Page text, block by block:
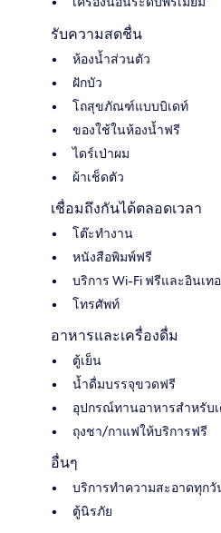
รับความสดชื่น
ห้องน้ำส่วนตัว
ฝักบัว
โถสุขภัณฑ์แบบบิเดท์
ของใช้ในห้องน้ำฟรี
ไดร์เป่าผม
ผ้าเช็ดตัว
เชื่อมถึงกันได้ตลอดเวลา
โต๊ะทำงาน
หนังสือพิมพ์ฟรี
บริการ Wi-Fi ฟรีและอินเท
โทรศัพท์
อาหารและเครื่องดื่ม
ตู้เย็น
น้ำดื่มบรรจุขวดฟรี
อุปกรณ์ทานอาหารสำหรับ
ถุงชา/กาแฟให้บริการฟรี
อื่นๆ
บริการทำความสะอาดทุกวั
ตู้นิรภัย